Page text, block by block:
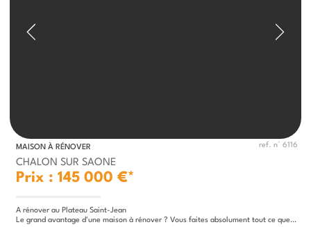
MAISON À RÉNOVER ref. n° 6116
CHALON SUR SAONE
Prix : 145 000 €*
A rénover au Plateau Saint-Jean
Le grand avantage d'une maison à rénover ? Vous faites absolument tout ce que vous voulez ! Pas de compromis sur les...